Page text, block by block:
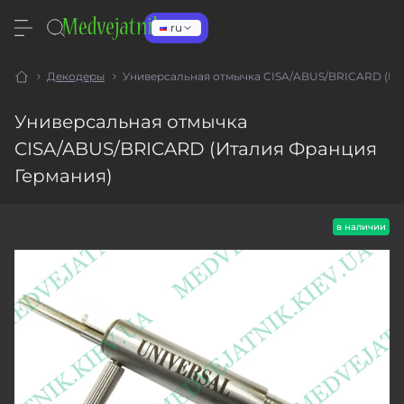
ru
Декодеры Универсальная отмычка CISA/ABUS/BRICARD
Универсальная отмычка
CISA/ABUS/BRICARD (Италия Франция
Германия)
в наличии